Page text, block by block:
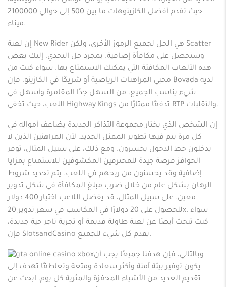
حيث تقدم أفضل الكازينوهات ما بين 500 إلى حوالي 2100000
ميناء.
إن لعبة New Rider هي الحل لجميع الرموز الأخرى، ولكن Scatter
وستحصل على مكافأة إضافية. بمجرد حل التحدي، إليك بعض
هذه الألعاب المكافئة التي يمكنك الاستمتاع بها. سواء كنت من
محبي المراهنات الرياضية أو شريكًا في الكازينو، فإن Bovada لديه
شيء يناسب الجميع. من السهل جدًا المقامرة وأسهل في
اللعب، حيث تخفي Highway Kings تدفقًا ممتازًا من RTP والتقلبات.
إن الشخص الذي يختار مجموعة التذاكر الجديدة يضاعف أمواله في
كل مرة يتم فيها تطوير الممثل الجديد، لأن المراهنين الذين لا
يدخلون خط الدخول يخسرون. ومع ذلك، على سبيل المثال، توفر
الحوافز فرصة جيدة للمحترفين المكشوفين للاستمتاع بمزايا
إضافية وقد يحسنون من ربحهم في اللعب. يتم تحديد شروط
الرهان بشكل عام من خلال ضرب مبلغ المكافأة في شكل تدوير
معين. على سبيل المثال، قد يفضل اللاعب اختيار 400 دولار
للحصول على 20 دولارًا في المكاسب في سعر تدوير 20x. سواء
كنت تبحث أيضًا عن لعبة طاولة قديمة أو تجربة تاجر حية جديدة،
فإن SlotsandCasino يقدم كل شيء للجميع.
وبالتالي، فإن هدفنا جميعًا يجب أن
يكون توفير بيئة آمنة وأكثر سعادة ومتعة وتعاطفًا تهدف إلى
تقديم العديد من الأشياء المحفزة والمثرية كل يوم. ابحث عن